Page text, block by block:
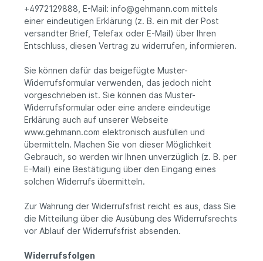
+4972129888, E-Mail: info@gehmann.com mittels
einer eindeutigen Erklärung (z. B. ein mit der Post
versandter Brief, Telefax oder E-Mail) über Ihren
Entschluss, diesen Vertrag zu widerrufen, informieren.
Sie können dafür das beigefügte Muster-
Widerrufsformular verwenden, das jedoch nicht
vorgeschrieben ist. Sie können das Muster-
Widerrufsformular oder eine andere eindeutige
Erklärung auch auf unserer Webseite
www.gehmann.com elektronisch ausfüllen und
übermitteln. Machen Sie von dieser Möglichkeit
Gebrauch, so werden wir Ihnen unverzüglich (z. B. per
E-Mail) eine Bestätigung über den Eingang eines
solchen Widerrufs übermitteln.
Zur Wahrung der Widerrufsfrist reicht es aus, dass Sie
die Mitteilung über die Ausübung des Widerrufsrechts
vor Ablauf der Widerrufsfrist absenden.
Widerrufsfolgen